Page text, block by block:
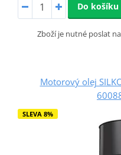
Do košíku
Zboží je nutné poslat
Motorový olej
SLEVA 8%